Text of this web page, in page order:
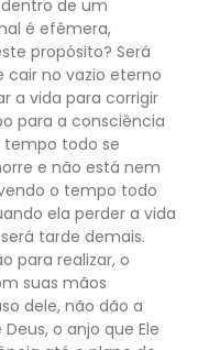
de um
é efêmera,
propósito? Será
no vazio eterno
a vida para corrigir
para a consciência
tempo todo se
e não está nem
o tempo todo
ela perder a vida
tarde demais.
para realizar, o
suas mãos
dele, não dão a
o anjo que Ele